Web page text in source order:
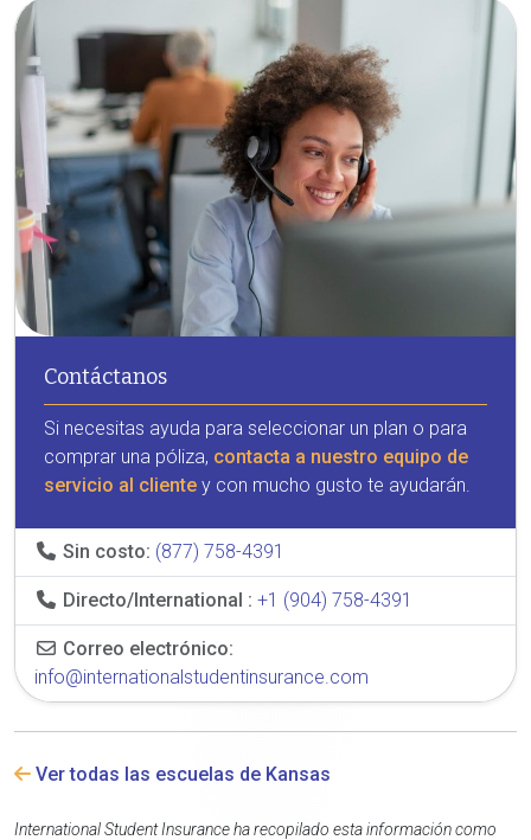
Contáctanos
Si necesitas ayuda para seleccionar un plan o para
comprar una póliza, contacta a nuestro equipo de
servicio al cliente y con mucho gusto te ayudarán.
Sin costo: (877) 758-4391
Directo/International : +1 (904) 758-4391
Correo electrónico:
info@internationalstudentinsurance.com
Ver todas las escuelas de Kansas
International Student Insurance ha recopilado esta información como